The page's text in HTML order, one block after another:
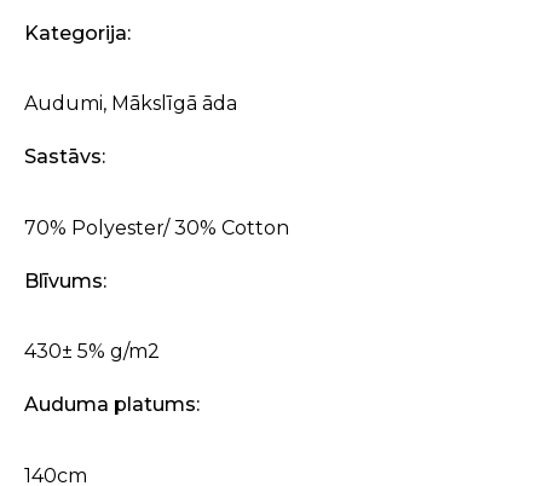
Kategorija:
Audumi, Mākslīgā āda
Sastāvs:
70% Polyester/ 30% Cotton
Blīvums:
430± 5% g/m2
Auduma platums:
140cm